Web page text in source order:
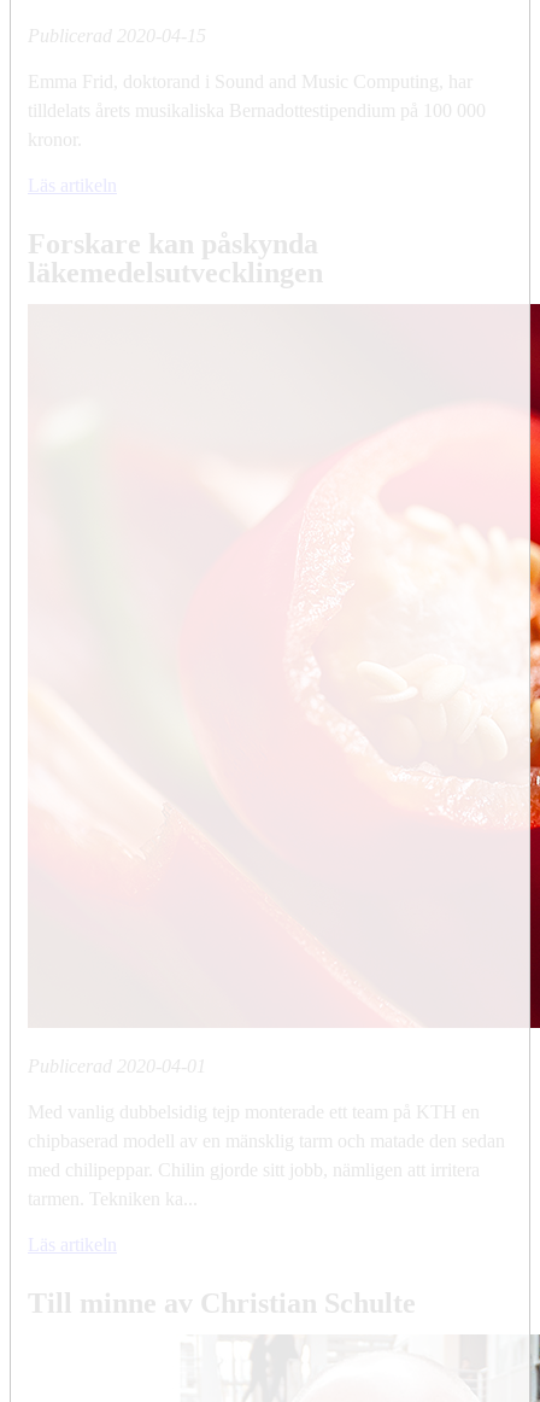
Publicerad 2020-04-15
Emma Frid, doktorand i Sound and Music Computing, har
tilldelats årets musikaliska Bernadottestipendium på 100 000
kronor.
Läs artikeln
Forskare kan påskynda
läkemedelsutvecklingen
Publicerad 2020-04-01
Med vanlig dubbelsidig tejp monterade ett team på KTH en
chipbaserad modell av en mänsklig tarm och matade den sedan
med chilipeppar. Chilin gjorde sitt jobb, nämligen att irritera
tarmen. Tekniken ka...
Läs artikeln
Till minne av Christian Schulte